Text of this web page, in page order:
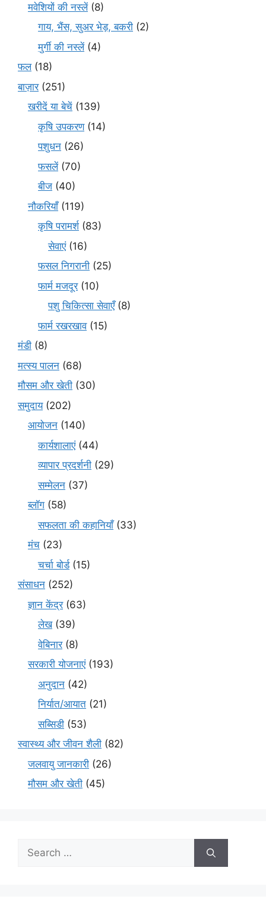
मवेशियों की नस्लें(8)
गाय, भैंस, सुअर भेड़, बकरी (2)
मुर्गी की नस्लें(4)
फल(18)
बाज़ार(251)
खरीदें या बेचें (139)
कृषि उपकरण(14)
पशुधन (26)
फसलें(70)
बीज (40)
नौकरियाँ(119)
कृषि परामर्श(83)
सेवाएं(16)
फसल निगरानी (25)
फार्म मजदूर(10)
पशु चिकित्सा सेवाएँ(8)
फार्म रखरखाव(15)
मंडी (8)
मत्स्य पालन (68)
मौसम और खेती (30)
समुदाय(202)
आयोजन (140)
कार्यशालाएं(44)
व्यापार प्रदर्शनी (29)
सम्मेलन (37)
ब्लॉग (58)
सफलता की कहानियाँ(33)
मंच (23)
चर्चा बोर्ड(15)
संसाधन (252)
ज्ञान केंद्र(63)
लेख(39)
वेबिनार(8)
सरकारी योजनाएं(193)
अनुदान (42)
निर्यात/आयात (21)
सब्सिडी (53)
स्वास्थ्य और जीवन शैली (82)
जलवायु जानकारी (26)
मौसम और खेती (45)